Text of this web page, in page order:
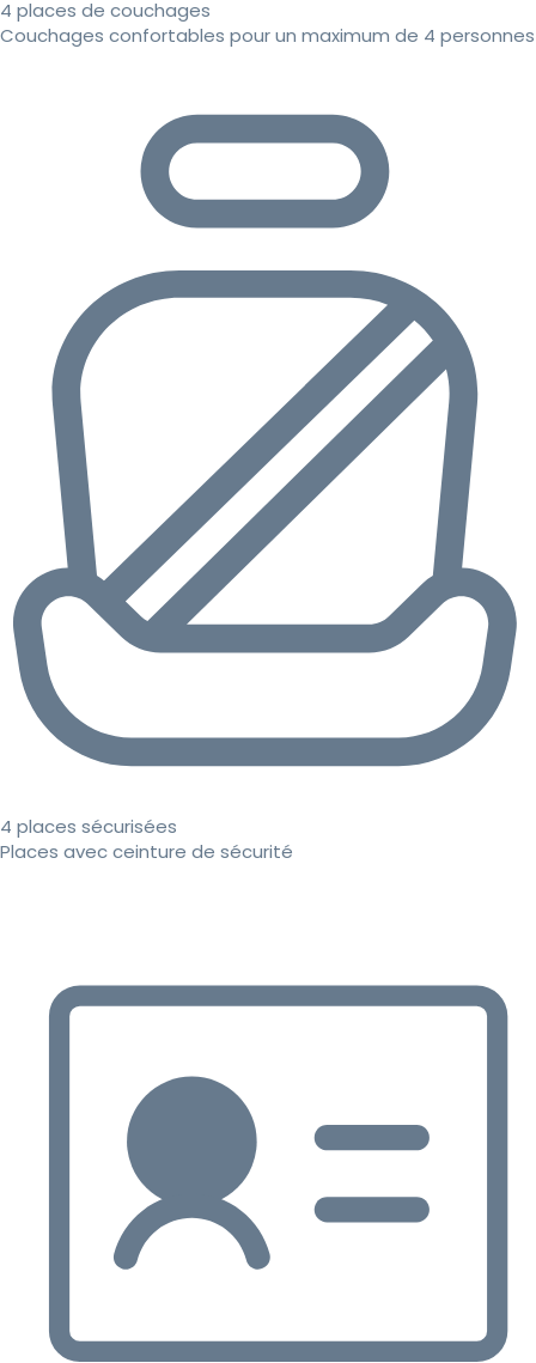
4 places de couchages
Couchages confortables pour un maximum de 4 personnes
4 places sécurisées
Places avec ceinture de sécurité